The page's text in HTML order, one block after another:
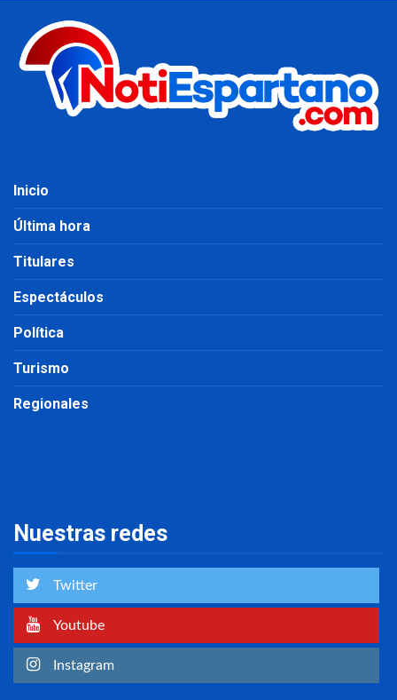
Inicio
Última hora
Titulares
Espectáculos
Política
Turismo
Regionales
Nuestras redes
Twitter
Youtube
Instagram